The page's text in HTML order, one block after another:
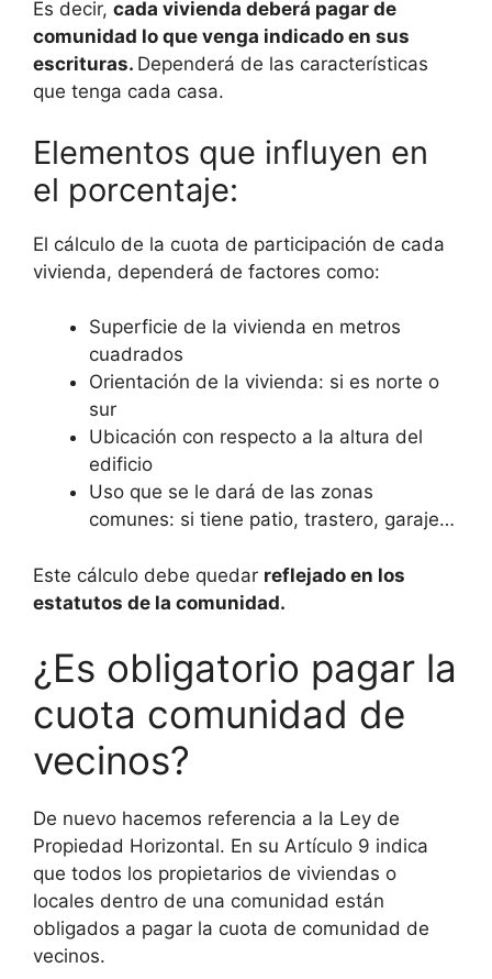
Es decir, cada vivienda deberá pagar de
comunidad lo que venga indicado en sus
escrituras. Dependerá de las características
que tenga cada casa.
Elementos que influyen en
el porcentaje:
El cálculo de la cuota de participación de cada
vivienda, dependerá de factores como:
Superficie de la vivienda en metros
cuadrados
Orientación de la vivienda: si es norte o
sur
Ubicación con respecto a la altura del
edificio
Uso que se le dará de las zonas
comunes: si tiene patio, trastero, garaje…
Este cálculo debe quedar reflejado en los
estatutos de la comunidad.
¿Es obligatorio pagar la
cuota comunidad de
vecinos?
De nuevo hacemos referencia a la Ley de
Propiedad Horizontal. En su Artículo 9 indica
que todos los propietarios de viviendas o
locales dentro de una comunidad están
obligados a pagar la cuota de comunidad de
vecinos.